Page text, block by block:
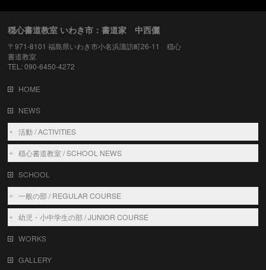
穏心書道教室 いわき市：書道家 中西儷
〒971-8101 福島県いわき市小名浜諏訪町26-11 穏心
書道教室
TEL: 090-6450-4272
HOME
NEWS
活動 / ACTIVITIES
穏心書道教室 / SCHOOL NEWS
SCHOOL
一般の部 / REGULAR COURSE
幼児・小中学生の部 / JUNIOR COURSE
WORKS
GALLERY